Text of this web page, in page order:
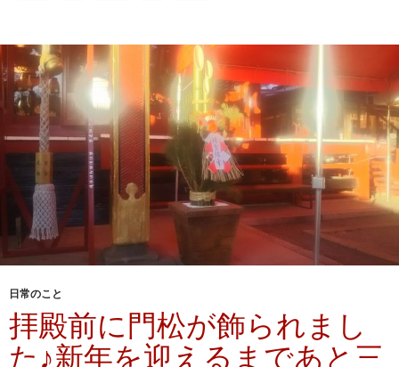
日常のこと
拝殿前に門松が飾られまし
た♪新年を迎えるまであと三